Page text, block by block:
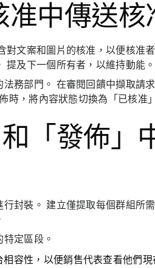
准中傳送核
文案和圖片的核准，以便核准
及下一個所有者，以維持動能。
務部門。 在審閱回饋中擷取請
時，將內容狀態切換為「已核准
「發佈」
封裝。 建立僅提取每個群組所
定區段。
容性，以便銷售代表查看他們